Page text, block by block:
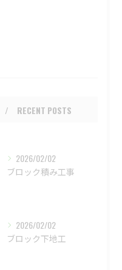
RECENT POSTS
2026/02/02
ブロック積み工事
2026/02/02
ブロック下地工